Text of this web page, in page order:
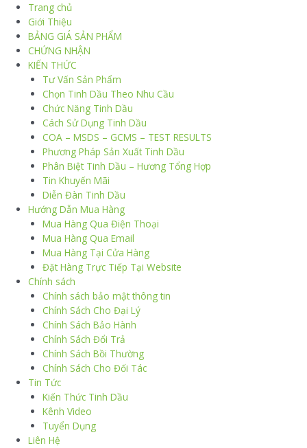
Trang chủ
Giới Thiệu
BẢNG GIÁ SẢN PHẨM
CHỨNG NHẬN
KIẾN THỨC
Tư Vấn Sản Phẩm
Chọn Tinh Dầu Theo Nhu Cầu
Chức Năng Tinh Dầu
Cách Sử Dụng Tinh Dầu
COA – MSDS – GCMS – TEST RESULTS
Phương Pháp Sản Xuất Tinh Dầu
Phân Biệt Tinh Dầu – Hương Tổng Hợp
Tin Khuyến Mãi
Diễn Đàn Tinh Dầu
Hướng Dẫn Mua Hàng
Mua Hàng Qua Điện Thoại
Mua Hàng Qua Email
Mua Hàng Tại Cửa Hàng
Đặt Hàng Trực Tiếp Tại Website
Chính sách
Chính sách bảo mật thông tin
Chính Sách Cho Đại Lý
Chính Sách Bảo Hành
Chính Sách Đổi Trả
Chính Sách Bồi Thường
Chính Sách Cho Đối Tác
Tin Tức
Kiến Thức Tinh Dầu
Kênh Video
Tuyển Dụng
Liên Hệ